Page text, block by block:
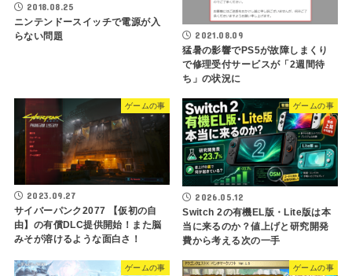
2018.08.25
ニンテンドースイッチで電源が入
らない問題
2021.08.09
猛暑の影響でPS5が故障しまくり
で修理受付サービスが「2週間待
ち」の状況に
ゲームの事
2023.09.27
サイバーパンク2077 【仮初の自
由】の有償DLC提供開始！また脳
みそが溶けるような面白さ！
ゲームの事
2026.05.12
Switch 2の有機EL版・Lite版は本
当に来るのか？値上げと研究開発
費から考える次の一手
ゲームの事 ゲームの事